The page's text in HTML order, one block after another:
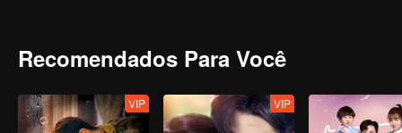
Recomendados Para Você
VIP VIP